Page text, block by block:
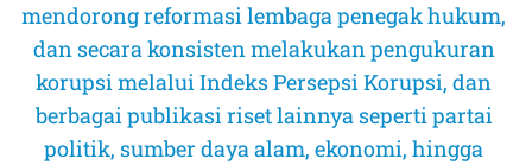
mendorong reformasi lembaga penegak hukum,
dan secara konsisten melakukan pengukuran
korupsi melalui Indeks Persepsi Korupsi, dan
berbagai publikasi riset lainnya seperti partai
politik, sumber daya alam, ekonomi, hingga